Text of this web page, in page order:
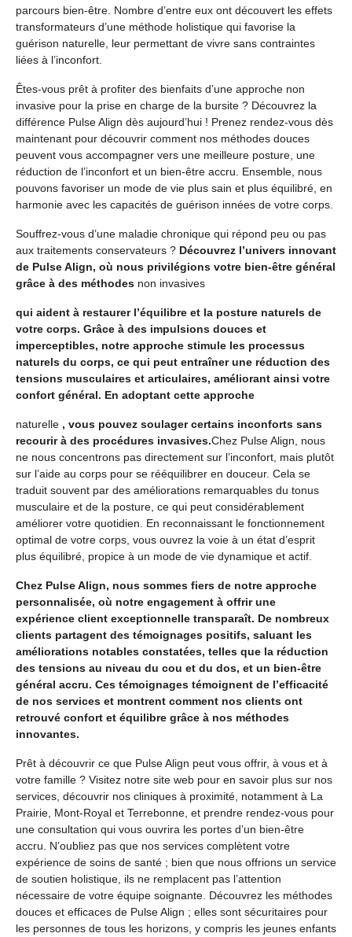
parcours bien-être. Nombre d’entre eux ont découvert les effets
transformateurs d’une méthode holistique qui favorise la
guérison naturelle, leur permettant de vivre sans contraintes
liées à l’inconfort.
Êtes-vous prêt à profiter des bienfaits d’une approche non
invasive pour la prise en charge de la bursite ? Découvrez la
différence Pulse Align dès aujourd’hui ! Prenez rendez-vous dès
maintenant pour découvrir comment nos méthodes douces
peuvent vous accompagner vers une meilleure posture, une
réduction de l’inconfort et un bien-être accru. Ensemble, nous
pouvons favoriser un mode de vie plus sain et plus équilibré, en
harmonie avec les capacités de guérison innées de votre corps.
Souffrez-vous d’une maladie chronique qui répond peu ou pas
aux traitements conservateurs ? Découvrez l’univers innovant
de Pulse Align, où nous privilégions votre bien-être général
grâce à des méthodes non invasives
qui aident à restaurer l’équilibre et la posture naturels de
votre corps. Grâce à des impulsions douces et
imperceptibles, notre approche stimule les processus
naturels du corps, ce qui peut entraîner une réduction des
tensions musculaires et articulaires, améliorant ainsi votre
confort général. En adoptant cette approche
naturelle , vous pouvez soulager certains inconforts sans
recourir à des procédures invasives.Chez Pulse Align, nous
ne nous concentrons pas directement sur l’inconfort, mais plutôt
sur l’aide au corps pour se rééquilibrer en douceur. Cela se
traduit souvent par des améliorations remarquables du tonus
musculaire et de la posture, ce qui peut considérablement
améliorer votre quotidien. En reconnaissant le fonctionnement
optimal de votre corps, vous ouvrez la voie à un état d’esprit
plus équilibré, propice à un mode de vie dynamique et actif.
Chez Pulse Align, nous sommes fiers de notre approche
personnalisée, où notre engagement à offrir une
expérience client exceptionnelle transparaît. De nombreux
clients partagent des témoignages positifs, saluant les
améliorations notables constatées, telles que la réduction
des tensions au niveau du cou et du dos, et un bien-être
général accru. Ces témoignages témoignent de l’efficacité
de nos services et montrent comment nos clients ont
retrouvé confort et équilibre grâce à nos méthodes
innovantes.
Prêt à découvrir ce que Pulse Align peut vous offrir, à vous et à
votre famille ? Visitez notre site web pour en savoir plus sur nos
services, découvrir nos cliniques à proximité, notamment à La
Prairie, Mont-Royal et Terrebonne, et prendre rendez-vous pour
une consultation qui vous ouvrira les portes d’un bien-être
accru. N’oubliez pas que nos services complètent votre
expérience de soins de santé ; bien que nous offrions un service
de soutien holistique, ils ne remplacent pas l’attention
nécessaire de votre équipe soignante. Découvrez les méthodes
douces et efficaces de Pulse Align ; elles sont sécuritaires pour
les personnes de tous les horizons, y compris les jeunes enfants